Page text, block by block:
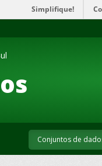
Simplifique!
Conjuntos de